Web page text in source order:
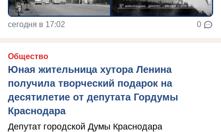
сегодня в 17:02 0
Общество
Юная жительница хутора Ленина
получила творческий подарок на
десятилетие от депутата Гордумы
Краснодара
Депутат городской Думы Краснодара